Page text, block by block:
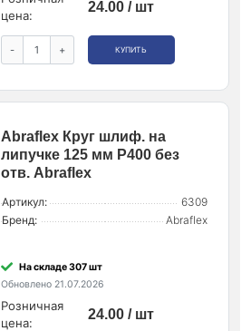
цена:
24.00 / шт
- + КУПИТЬ
Abraflex Круг шлиф. на
липучке 125 мм P400 без
отв. Abraflex
Артикул:
6309
Бренд:
Abraflex
На складе 307 шт
Обновлено 21.07.2026
Розничная
цена:
24.00 / шт